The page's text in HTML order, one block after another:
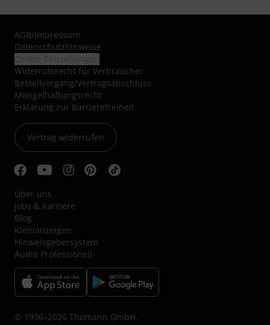
AGB/Impressum
Datenschutzhinweise
Widerrufsrecht für Verbraucher
Bestellvorgang/Vertragsabschluss
Mängelhaftungsrecht
Erklärung zur Barrierefreiheit
Vertrag widerrufen
Über uns
Jobs & Karriere
Blog
Kleinanzeigen
Hinweisgebersystem
Audio Professionell
© 1996–2026 Thomann GmbH.